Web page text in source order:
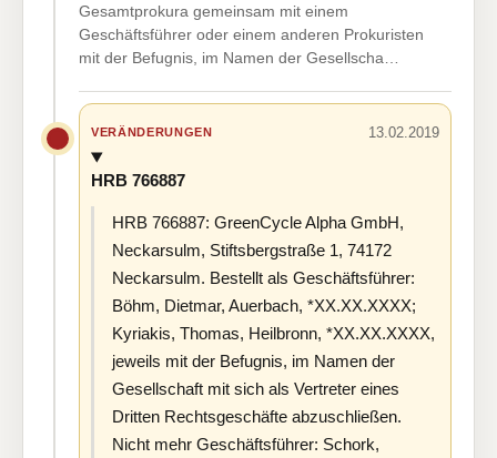
Gesamtprokura gemeinsam mit einem
Geschäftsführer oder einem anderen Prokuristen
mit der Befugnis, im Namen der Gesellscha…
VERÄNDERUNGEN 13.02.2019
HRB 766887
HRB 766887: GreenCycle Alpha GmbH,
Neckarsulm, Stiftsbergstraße 1, 74172
Neckarsulm. Bestellt als Geschäftsführer:
Böhm, Dietmar, Auerbach, *XX.XX.XXXX;
Kyriakis, Thomas, Heilbronn, *XX.XX.XXXX,
jeweils mit der Befugnis, im Namen der
Gesellschaft mit sich als Vertreter eines
Dritten Rechtsgeschäfte abzuschließen.
Nicht mehr Geschäftsführer: Schork,